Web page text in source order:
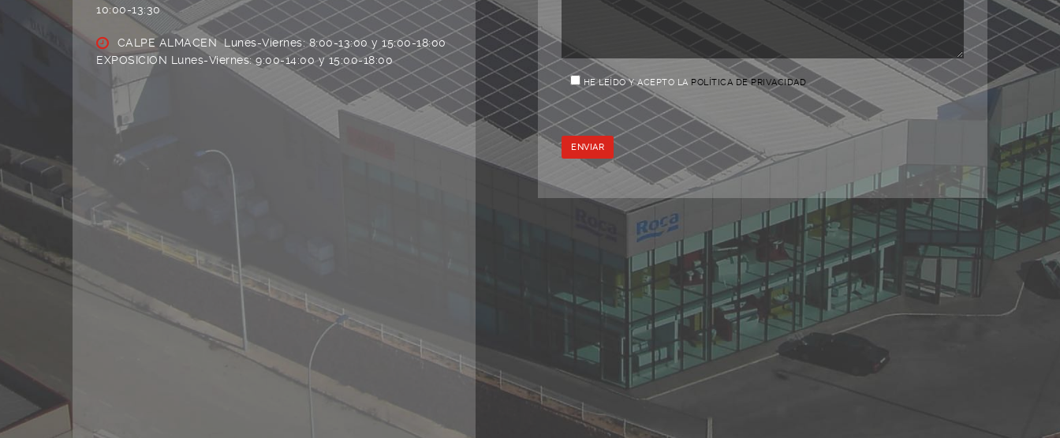
10:00-13:30
CALPE ALMACEN Lunes-Viernes: 8:00-13:00 y 15:00-18:00
EXPOSICION Lunes-Viernes: 9:00-14:00 y 15:00-18:00
HE LEÍDO Y ACEPTO LA POLÍTICA DE PRIVACIDAD